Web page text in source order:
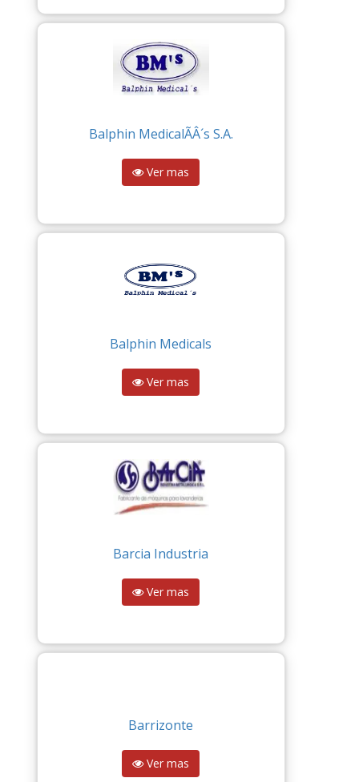
Balphin MedicalÃÂ´s S.A.
Ver mas
Balphin Medicals
Ver mas
Barcia Industria
Ver mas
Barrizonte
Ver mas